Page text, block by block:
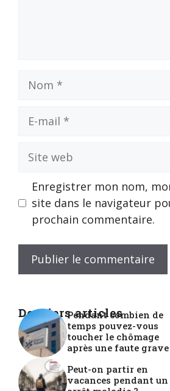
mail
web
Enregistrer mon nom,
site dans le navigateur
prochain commentaire.
Derniers articles
Pendant combien de
temps pouvez-vous
toucher le chômage
après une faute grave
Peut-on partir en
vacances pendant un